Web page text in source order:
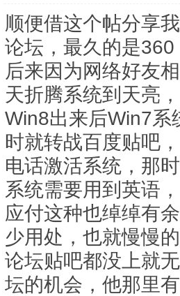
顺便借这个帖分享
论坛，最久的是
后来因为网络好友
天折腾系统到天亮
Win8出来后Win7系
时就转战百度贴吧
电话激活系统，那
系统需要用到英语
应付这种也绰绰有
少用处，也就慢慢
论坛贴吧都没上就
坛的机会，他那里